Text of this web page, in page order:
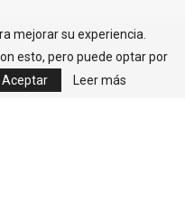
mejorar su experiencia.
esto, pero puede optar por
Aceptar Leer más